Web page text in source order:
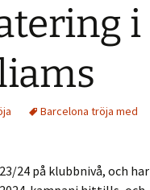
i
Barcelona tröja med
24 på klubbnivå, och har